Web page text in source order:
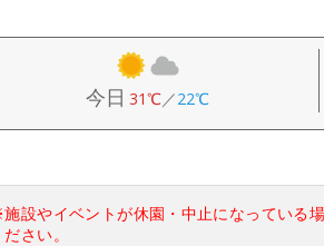
今日 31℃／22℃
設やイベントが休園・中止になっている
ださい。